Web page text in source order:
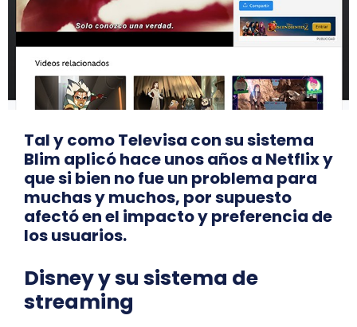
Tal y como Televisa con su sistema
Blim aplicó hace unos años a Netflix y
que si bien no fue un problema para
muchas y muchos, por supuesto
afectó en el impacto y preferencia de
los usuarios.
Disney y su sistema de
streaming